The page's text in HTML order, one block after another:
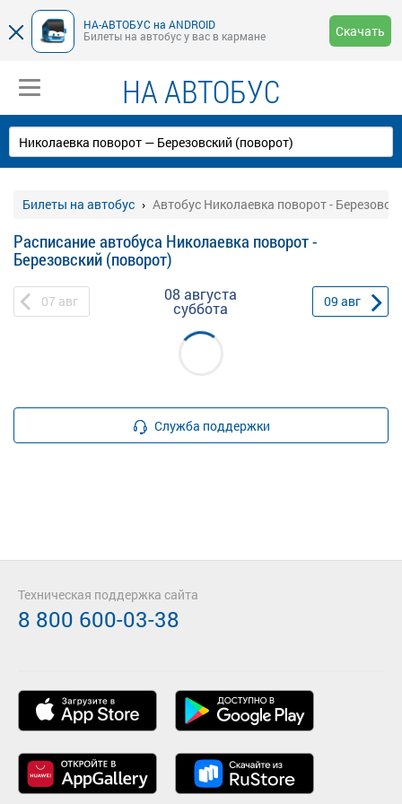
НА-АВТОБУС на ANDROID
Билеты на автобус у вас в кармане
Скачать
НА АВТОБУС
Билеты на автобус Автобус Николаевка поворот -
Расписание автобуса Николаевка поворот -
Березовский (поворот)
07 авг 08 августа
суббота 09 авг
Служба поддержки
Техническая поддержка сайта
8 800 600-03-38